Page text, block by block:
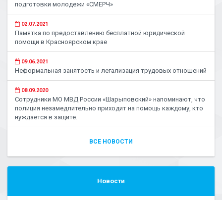
подготовки молодежи «СМЕРЧ»
02.07.2021
Памятка по предоставлению бесплатной юридической
помощи в Красноярском крае
09.06.2021
Неформальная занятость и легализация трудовых отношений
08.09.2020
Сотрудники МО МВД России «Шарыповский» напоминают, что
полиция незамедлительно приходит на помощь каждому, кто
нуждается в защите.
ВСЕ НОВОСТИ
Новости